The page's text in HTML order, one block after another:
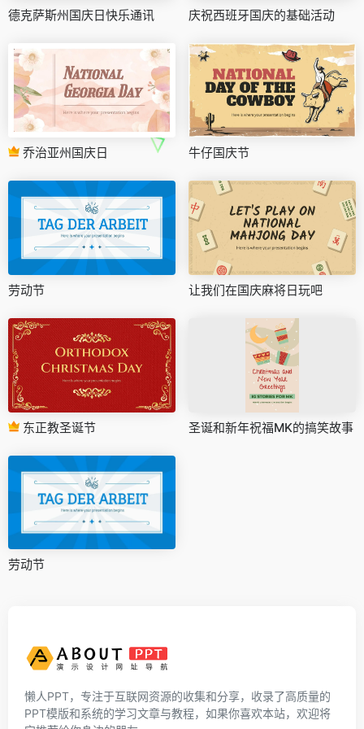
德克萨斯州国庆日快乐通讯 庆祝西班牙国庆的基础活动
乔治亚州国庆日 牛仔国庆节
劳动节 让我们在国庆麻将日玩吧
东正教圣诞节 圣诞和新年祝福MK的搞笑故事
劳动节
懒人PPT，专注于互联网资源的收集和分享，收录了高质量的
PPT模版和系统的学习文章与教程，如果你喜欢本站，欢迎将